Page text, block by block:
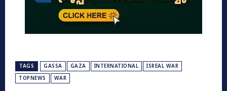
TAGS GASSA GAZA INTERNATIONAL
ISREAL WAR
TOPNEWS
WAR